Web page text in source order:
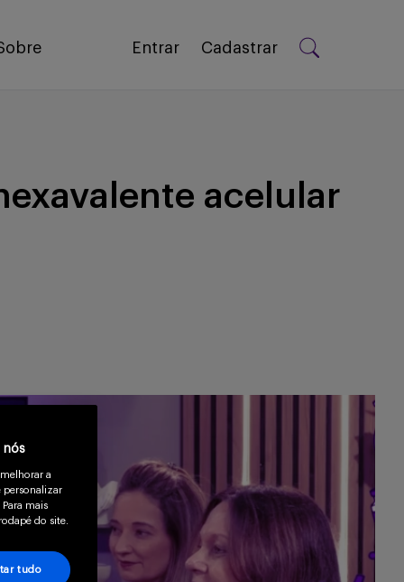
Entrar Cadastrar
acelular
nós
a
personalizar
mais
do site.
tudo